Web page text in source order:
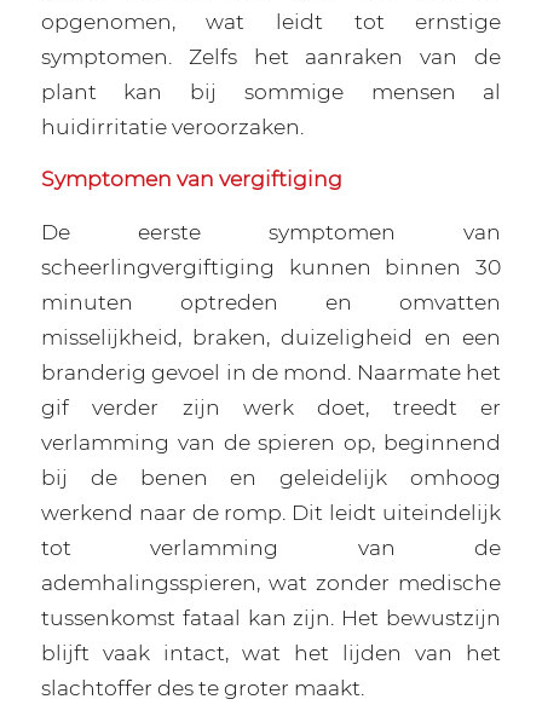
opgenomen, wat leidt tot ernstige
symptomen. Zelfs het aanraken van de
plant kan bij sommige mensen al
huidirritatie veroorzaken.
Symptomen van vergiftiging
De eerste symptomen van
scheerlingvergiftiging kunnen binnen 30
minuten optreden en omvatten
misselijkheid, braken, duizeligheid en een
branderig gevoel in de mond. Naarmate het
gif verder zijn werk doet, treedt er
verlamming van de spieren op, beginnend
bij de benen en geleidelijk omhoog
werkend naar de romp. Dit leidt uiteindelijk
tot verlamming van de
ademhalingsspieren, wat zonder medische
tussenkomst fataal kan zijn. Het bewustzijn
blijft vaak intact, wat het lijden van het
slachtoffer des te groter maakt.